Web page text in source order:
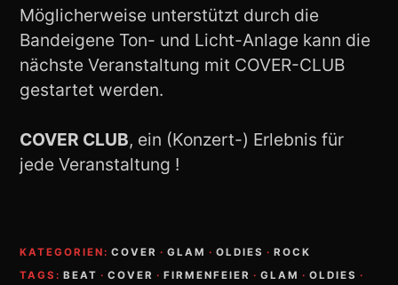
Möglicherweise unterstützt durch die
Bandeigene Ton- und Licht-Anlage kann die
nächste Veranstaltung mit COVER-CLUB
gestartet werden.
COVER CLUB, ein (Konzert-) Erlebnis für
jede Veranstaltung !
KATEGORIEN: COVER · GLAM · OLDIES · ROCK
TAGS: BEAT · COVER · FIRMENFEIER · GLAM · OLDIES ·